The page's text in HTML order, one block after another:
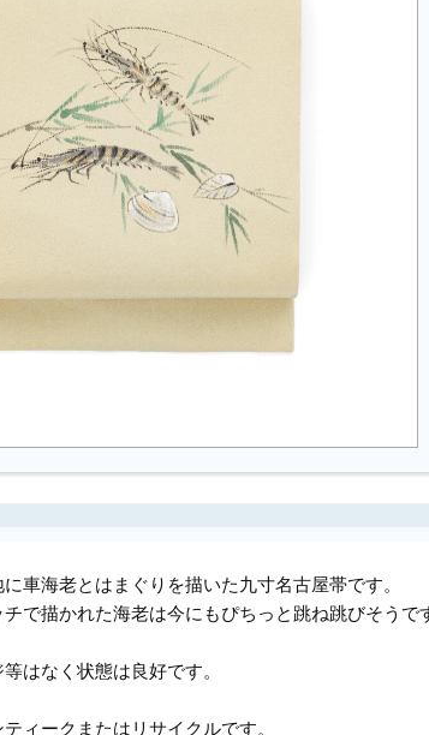
車海老とはまぐりを描いた九寸名古屋帯です。
で描かれた海老は今にもぴちっと跳ね跳びそうで
はなく状態は良好です。
ィークまたはリサイクルです。